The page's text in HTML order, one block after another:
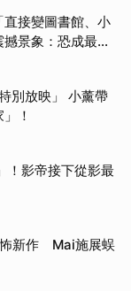
接變圖書館、小
景象：恐成最新
別放映」 小薰帶
！
！影帝接下從影最
怖新作 Mai施展蜈